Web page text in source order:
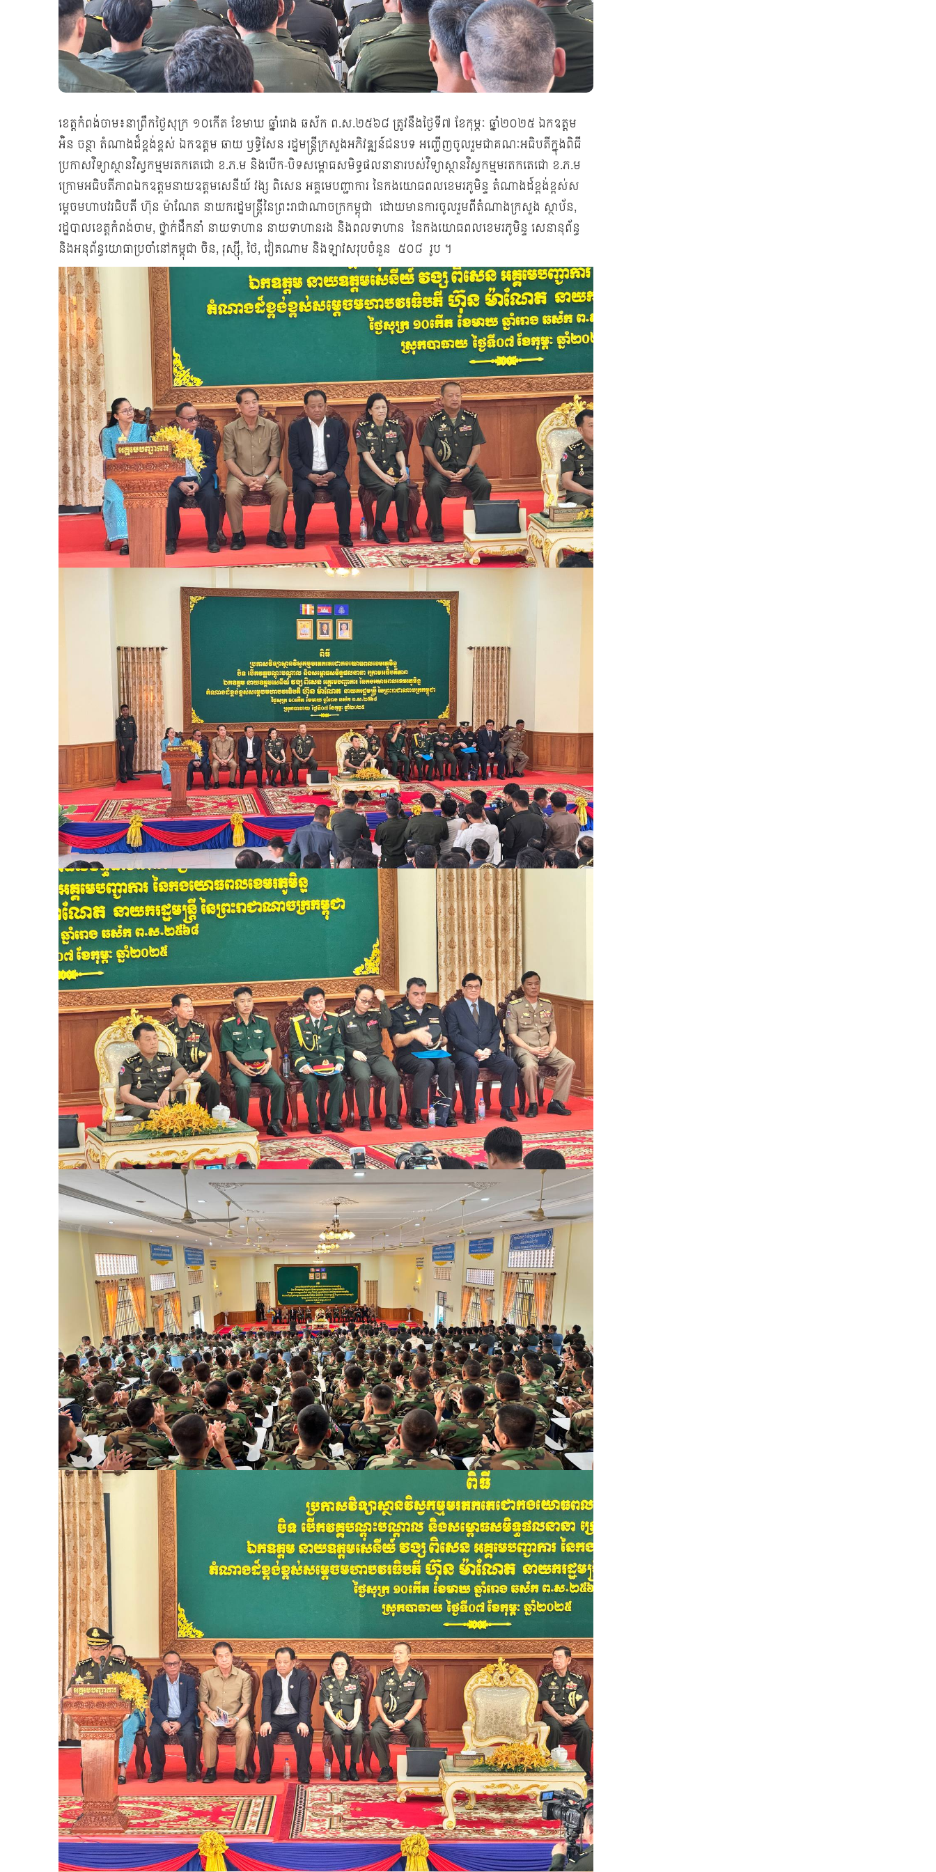
ខេត្តកំពង់ចាម៖នាព្រឹកថ្ងៃសុក្រ ១០កើត ខែមាឃ ឆ្នាំរោង ឆស័ក ព.ស.២៥៦៨ ត្រូវនឹងថ្ងៃទី៧ ខែកុម្ភៈ ឆ្នាំ២០២៥ ឯកឧត្តម
អ៉ិន ចន្ថា តំណាងដ៏ខ្ពង់ខ្ពស់ ឯកឧត្តម ឆាយ ឫទ្ធិសែន រដ្ឋមន្រ្តីក្រសួងអភិវឌ្ឍន៍ជនបទ អញ្ជើញចូលរួមជាគណៈអធិបតីក្នុងពិធី
ប្រកាសវិទ្យាស្ថានវិស្វកម្មមរតកតេជោ ខ.ភ.ម និងបើក-បិទសម្ពោធសមិទ្ធផលនានារបស់វិទ្យាស្ថានវិស្វកម្មមរតកតេជោ ខ.ភ.ម
ក្រោមអធិបតីភាពឯកឧត្តមនាយឧត្តមសេនីយ៍ វង្ស ពិសេន អគ្គមេបញ្ជាការ នៃកងយោធពលខេមរភូមិន្ទ តំណាងដ៍ខ្ពង់ខ្ពស់ស
ម្តេចមហាបវរធិបតី ហ៊ុន ម៉ាណែត នាយករដ្ឋមន្រ្តីនៃព្រះរាជាណាចក្រកម្ពុជា ដោយមានការចូលរួមពីតំណាងក្រសួង ស្ថាប័ន,
រដ្ឋបាលខេត្តកំពង់ចាម, ថ្នាក់ដឹកនាំ នាយទាហាន នាយទាហានរង និងពលទាហាន នៃកងយោធពលខេមរភូមិន្ទ សេនានុព័ន្ធ
និងអនុព័ន្ធយោធាប្រចាំនៅកម្ពុជា ចិន, រុស្ស៊ី, ថៃ, វៀតណាម និងឡាវសរុបចំនួន ៥០៨ រូប ។